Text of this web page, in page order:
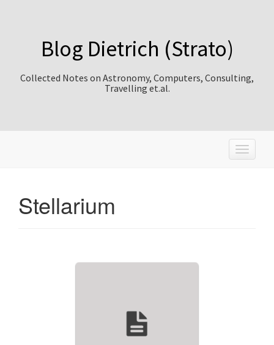
Blog Dietrich (Strato)
Collected Notes on Astronomy, Computers, Consulting,
Travelling et.al.
T
o
Stellarium